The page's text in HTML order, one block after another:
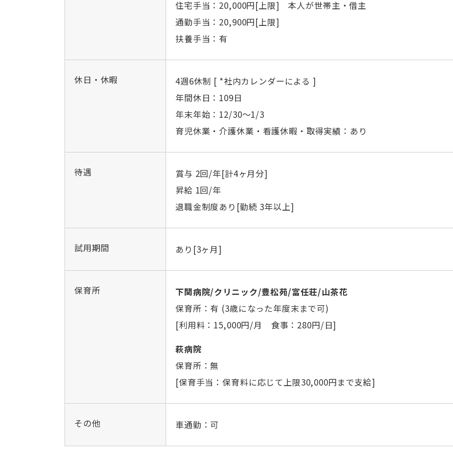
住宅手当：20,000円[上限] 本人が世帯主・借主
通勤手当：20,900円[上限]
扶養手当：有
休日・休暇
4週6休制 [ *社内カレンダーによる ]
年間休日：109日
年末年始：12/30～1/3
育児休業・介護休業・看護休暇・取得実績：あり
待遇
賞与 2回/年[計4ヶ月分]
昇給 1回/年
退職金制度あり[勤続 3年以上]
試用期間 あり[3ヶ月]
保育所
下関病院/クリニック/豊松苑/富任荘/山茶花
保育所：有 (3歳になった年度末まで可)
[利用料：15,000円/月 食事：280円/日]
萩病院
保育所：無
[保育手当：保育料に応じて上限30,000円まで支給]
その他 車通勤：可